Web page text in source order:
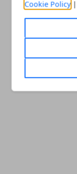
Cookie Policy|